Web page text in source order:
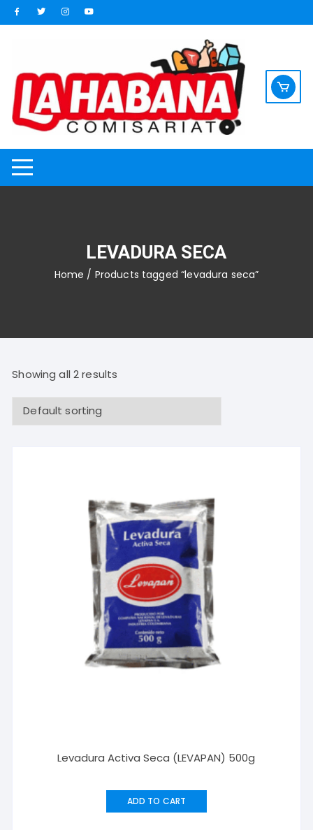
Saltar
al
LEVADURA SECA
Home / Products tagged “levadura seca”
Showing all 2 results
Levadura Activa Seca (LEVAPAN) 500g
ADD TO CART